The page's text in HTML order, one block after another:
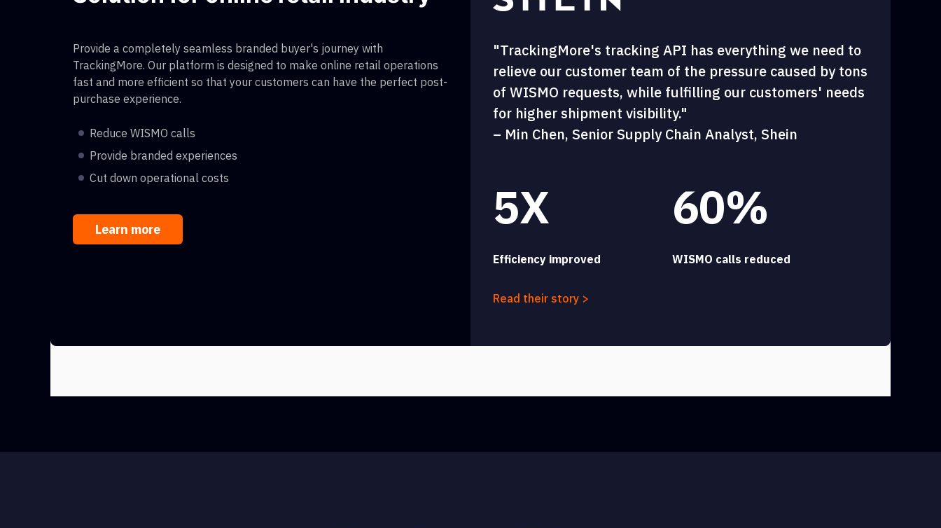
Provide a completely seamless branded buyer's journey with
TrackingMore. Our platform is designed to make online retail operations
fast and more efficient so that your customers can have the perfect post-
purchase experience.
Reduce WISMO calls
Provide branded experiences
Cut down operational costs
Learn more
"TrackingMore's tracking API has everything we need to
relieve our customer team of the pressure caused by tons
of WISMO requests, while fulfilling our customers' needs
for higher shipment visibility."
– Min Chen, Senior Supply Chain Analyst, Shein
5X
Efficiency improved
60%
WISMO calls reduced
Read their story >